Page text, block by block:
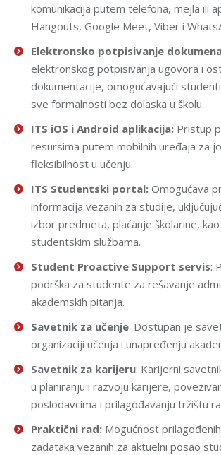
komunikacija putem telefona, mejla ili
Hangouts, Google Meet, Viber i
Elektronsko potpisivanje
elektronskog potpisivanja ugovora i
dokumentacije, omogućavajući
sve formalnosti bez dolaska u školu.
ITS iOS i Android aplikacija: Pristup
resursima putem mobilnih uređaja za
fleksibilnost u učenju.
ITS Studentski portal: Omogućava
informacija vezanih za studije,
izbor predmeta, plaćanje školarine, kao
studentskim službama.
Student Proactive Support servis:
podrška za studente za rešavanje
akademskih pitanja.
Savetnik za učenje: Dostupan je
organizaciji učenja i unapređenju
Savetnik za karijeru: Karijerni
u planiranju i razvoju karijere,
poslodavcima i prilagođavanju tržištu
Praktični rad: Mogućnost
zadataka vezanih za aktuelni posao